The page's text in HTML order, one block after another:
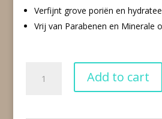
Verfijnt grove poriën en
Vrij van Parabenen en Minerale
Add to cart